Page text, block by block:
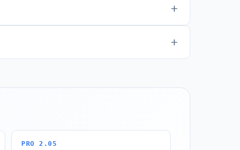
PRO 2.05